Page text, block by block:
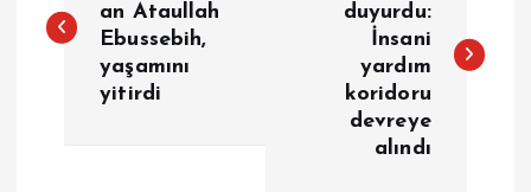
z
an Ataullah
Ebussebih,
yaşamını
yitirdi
duyurdu:
İnsani
yardım
koridoru
devreye
alındı